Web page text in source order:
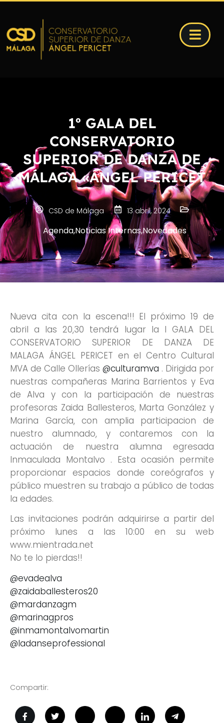
1º GALA DEL
CONSERVATORIO
SUPERIOR DE DANZA DE
MÁLAGA «ÁNGEL PERICET
CSD de Málaga 13 abril, 2024
Agenda,Noticias Internas,Novedades
Nueva cita con la escena!!! El próximo 19 de
abril a las 20,30 tendrá lugar la I GALA DEL
CONSERVATORIO SUPERIOR DE DANZA DE
MALAGA ÁNGEL PERICET en el Centro Cultural
MVA de Calle Ollerías @culturamva . Dirigida por
nuestras compañeras Marina Barrientos y Eva
de Alva y con la participación de nuestras
profesoras Zaida Ballesteros, Marta González y
Marina García, con amplia participacion de
nuestro alumnado, y contaremos con la
actuación de nuestra alumna egresada
Inmaculada Montalvo . Esta ocasión permite
proporcionar espacios donde coreógrafos y
público muestren su trabajo a público de todas
la edades.
Las invitaciones podrán adquirirse a partir del
próximo lunes a las 10:00 en su web
www.mientrada.net
No te lo pierdas!!
@evadealva
@zaidaballesteros20
@mardanzagm
@marinagpros
@inmamontalvomartin
@ladanseprofessional
Compartir: